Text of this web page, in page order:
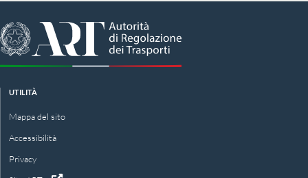
UTILITÀ
Mappa del sito
Accessibilità
Privacy